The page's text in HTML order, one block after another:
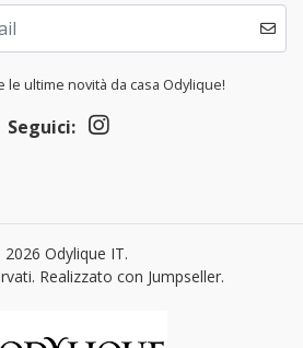
le ultime novità da casa Odylique!
Seguici:
Odylique IT.
Realizzato con Jumpseller.